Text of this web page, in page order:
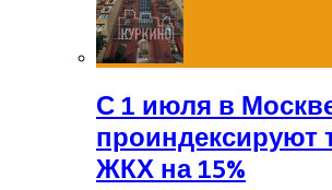
С 1 июля в
проиндексируют
ЖКХ на 15%